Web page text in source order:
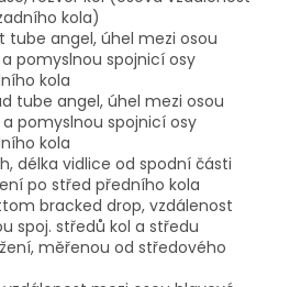
kola)
tube angel, úhel mezi osou
pomyslnou spojnicí osy
kola
tube angel, úhel mezi osou
pomyslnou spojnicí osy
kola
délka vidlice od spodní části
po střed předního kola
bracked drop, vzdálenost
spoj. středů kol a středu
měřenou od středového